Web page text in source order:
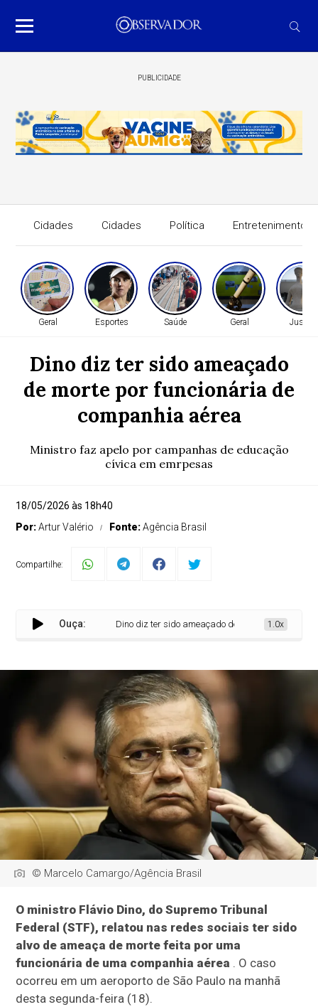
PUBLICIDADE
Cidades Cidades Política Entretenimento
Geral Esportes Saúde Geral Justiça
Dino diz ter sido ameaçado
de morte por funcionária de
companhia aérea
Ministro faz apelo por campanhas de educação
cívica em emrpesas
18/05/2026 às 18h40
Por:Artur Valério Fonte:Agência Brasil
Compartilhe:
Ouça: Dino diz ter sido ameaçado de morte por funcionária
1.0x
© Marcelo Camargo/Agência Brasil
O ministro Flávio Dino, do Supremo Tribunal
Federal (STF), relatou nas redes sociais ter sido
alvo de ameaça de morte feita por uma
funcionária de uma companhia aérea . O caso
ocorreu em um aeroporto de São Paulo na manhã
desta segunda-feira (18).